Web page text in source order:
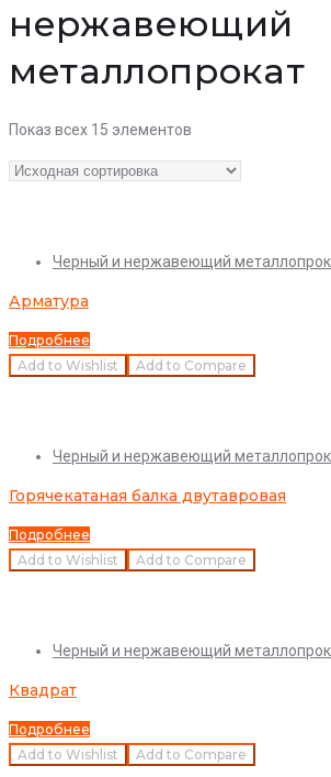
нержавеющий
металлопрокат
Показ всех 15 элементов
Черный и нержавеющий
Арматура
Подробнее
Add to Wishlist
Add to Compare
Черный и нержавеющий
Горячекатаная балка двутавровая
Подробнее
Add to Wishlist
Add to Compare
Черный и нержавеющий
Квадрат
Подробнее
Add to Wishlist
Add to Compare